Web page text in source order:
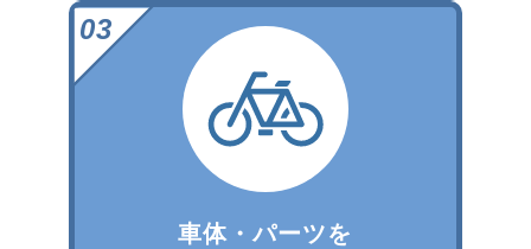
車体・パーツを